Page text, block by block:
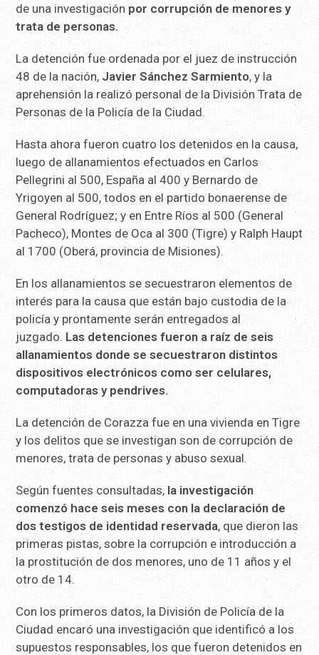
de una investigación por corrupción de menores y
trata de personas.
La detención fue ordenada por el juez de instrucción
48 de la nación, Javier Sánchez Sarmiento, y la
aprehensión la realizó personal de la División Trata de
Personas de la Policía de la Ciudad.
Hasta ahora fueron cuatro los detenidos en la causa,
luego de allanamientos efectuados en Carlos
Pellegrini al 500, España al 400 y Bernardo de
Yrigoyen al 500, todos en el partido bonaerense de
General Rodríguez; y en Entre Ríos al 500 (General
Pacheco), Montes de Oca al 300 (Tigre) y Ralph Haupt
al 1700 (Oberá, provincia de Misiones).
En los allanamientos se secuestraron elementos de
interés para la causa que están bajo custodia de la
policía y prontamente serán entregados al
juzgado. Las detenciones fueron a raíz de seis
allanamientos donde se secuestraron distintos
dispositivos electrónicos como ser celulares,
computadoras y pendrives.
La detención de Corazza fue en una vivienda en Tigre
y los delitos que se investigan son de corrupción de
menores, trata de personas y abuso sexual.
Según fuentes consultadas, la investigación
comenzó hace seis meses con la declaración de
dos testigos de identidad reservada, que dieron las
primeras pistas, sobre la corrupción e introducción a
la prostitución de dos menores, uno de 11 años y el
otro de 14.
Con los primeros datos, la División de Policía de la
Ciudad encaró una investigación que identificó a los
supuestos responsables, los que fueron detenidos en